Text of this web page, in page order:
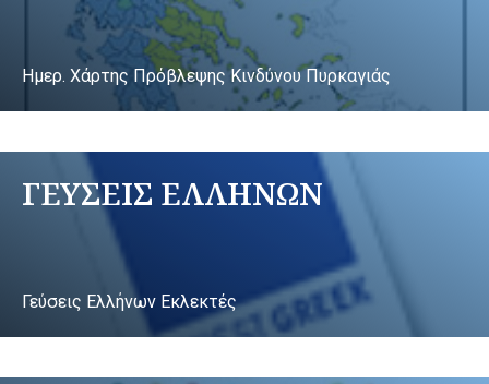
Ημερ. Χάρτης Πρόβλεψης Κινδύνου Πυρκαγιάς
ΓΕΥΣΕΙΣ ΕΛΛΗΝΩΝ
Γεύσεις Ελλήνων Εκλεκτές